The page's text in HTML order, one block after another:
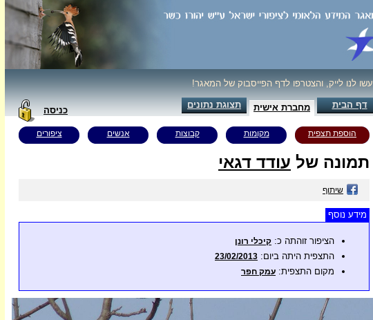
עשו לנו לייק, והצטרפו לדף הפייסבוק של המאגר!
דף הבית מחברת אישית תצוגת נתונים
כניסה
הוספת תצפית מקומות קבוצות אנשים ציפורים
תמונה של עודד דגאי
שיתוף
מידע נוסף
הציפור זוהתה כ: קיכלי רונן
התצפית היתה ביום: 23/02/2013
מקום התצפית: עמק חפר